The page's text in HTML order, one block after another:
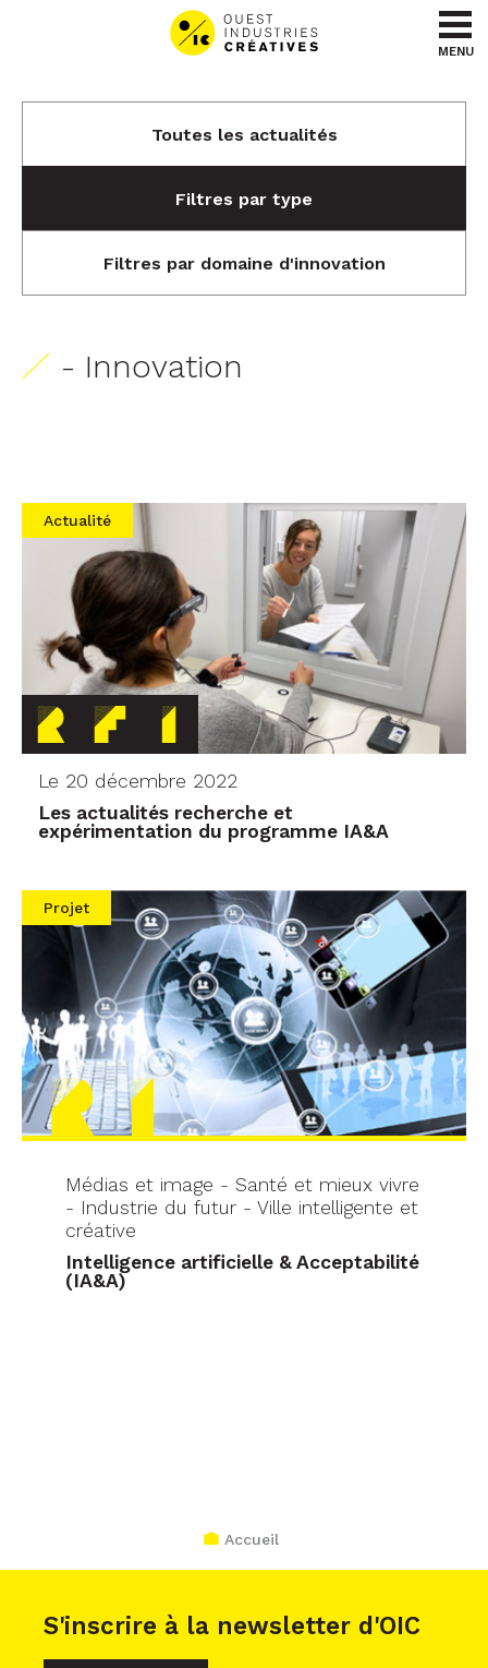
Aller au menu
Aller au contenu
MENU
Toutes les actualités
Filtres par type
Filtres par domaine d'innovation
- Innovation
Actualité
Le 20 décembre 2022
Les actualités recherche et
expérimentation du programme IA&A
Projet
Médias et image - Santé et mieux vivre
- Industrie du futur - Ville intelligente et
créative
Intelligence artificielle & Acceptabilité
(IA&A)
Accueil
S'inscrire à la newsletter d'OIC